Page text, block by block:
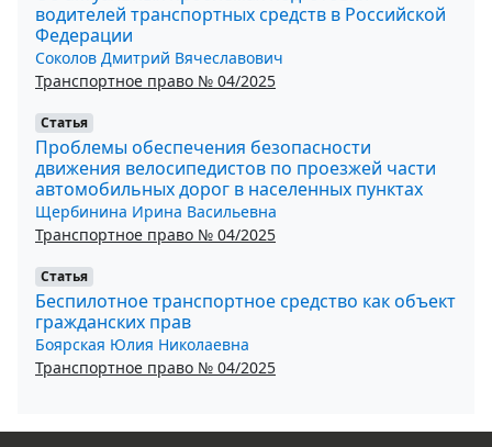
водителей транспортных средств в Российской
Федерации
Соколов Дмитрий Вячеславович
Транспортное право № 04/2025
Статья
Проблемы обеспечения безопасности
движения велосипедистов по проезжей части
автомобильных дорог в населенных пунктах
Щербинина Ирина Васильевна
Транспортное право № 04/2025
Статья
Беспилотное транспортное средство как объект
гражданских прав
Боярская Юлия Николаевна
Транспортное право № 04/2025